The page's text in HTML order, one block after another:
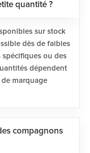
quantité ?
sur stock
dès de faibles
spécifiques ou des
dépendent
marquage
compagnons